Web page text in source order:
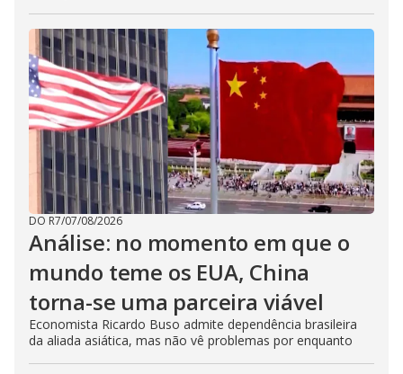
DO R7/07/08/2026
Análise: no momento em que o
mundo teme os EUA, China
torna-se uma parceira viável
Economista Ricardo Buso admite dependência brasileira
da aliada asiática, mas não vê problemas por enquanto